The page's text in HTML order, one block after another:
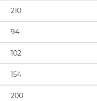
210
94
102
154
200